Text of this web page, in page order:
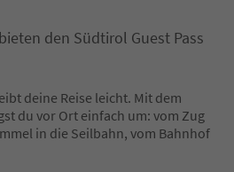
den Südtirol Guest Pass
deine Reise leicht. Mit dem
du vor Ort einfach um: vom Zug
in die Seilbahn, vom Bahnhof